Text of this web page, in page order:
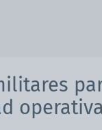
operativa